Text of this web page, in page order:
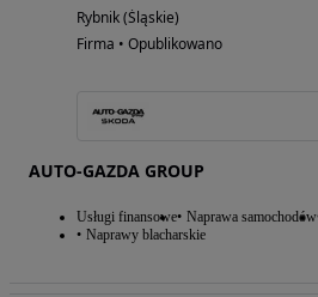
Rybnik (Śląskie)
Firma • Opublikowano
AUTO-GAZDA GROUP
Usługi finansowe Naprawa samochodów
Naprawy blacharskie